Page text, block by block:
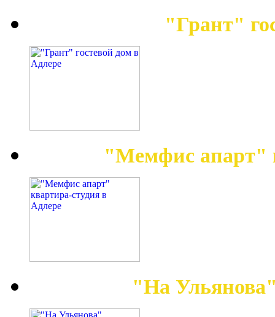
"Грант"
"Мемфис апарт"
"На Ульянова"